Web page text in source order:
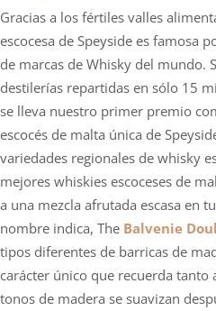
Gracias a los fértiles valles
escocesa de Speyside es famosa
de marcas de Whisky del mundo.
destilerías repartidas en sólo 15
se lleva nuestro primer premio
escocés de malta única de
variedades regionales de whisky
mejores whiskies escoceses de
a una mezcla afrutada escasa en
nombre indica, The Balvenie
tipos diferentes de barricas de
carácter único que recuerda tanto
tonos de madera se suavizan